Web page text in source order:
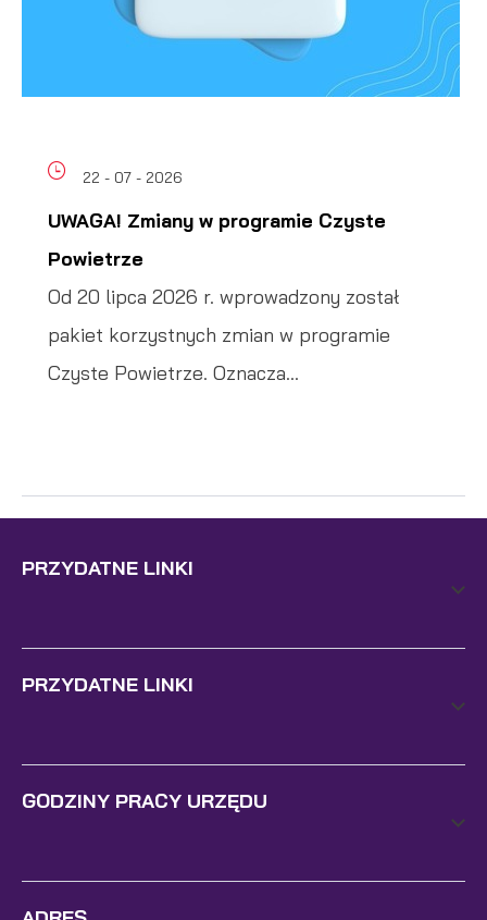
22 - 07 - 2026
UWAGA! Zmiany w programie Czyste
Powietrze
Od 20 lipca 2026 r. wprowadzony został
pakiet korzystnych zmian w programie
Czyste Powietrze. Oznacza...
PRZYDATNE LINKI
PRZYDATNE LINKI
GODZINY PRACY URZĘDU